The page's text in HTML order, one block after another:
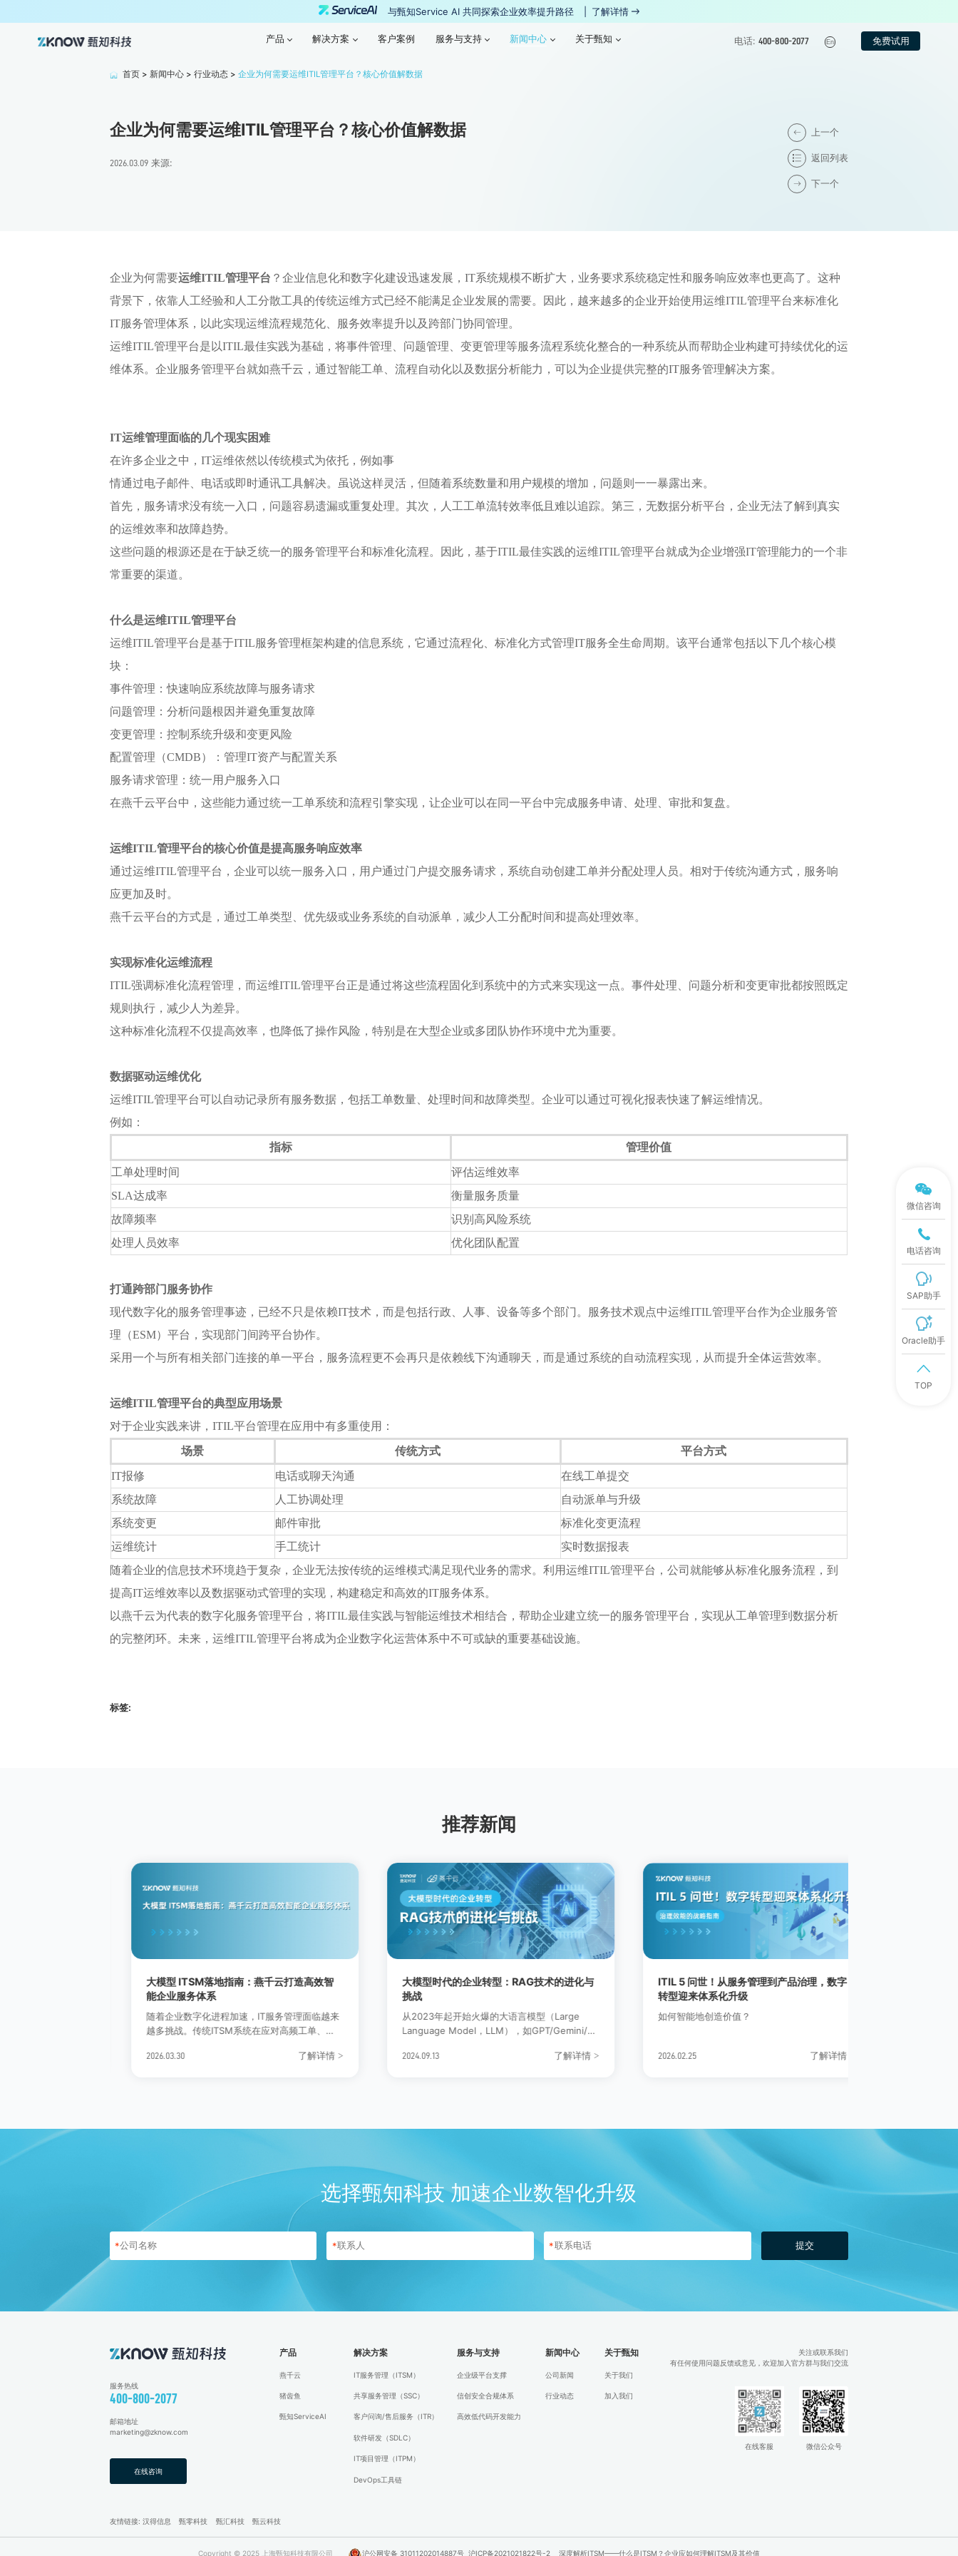
与甄知Service AI 共同探索企业效率提升路径 了解详情
产品
产品
解决方案
解决方案
客户案例
客户案例
服务与支持
新闻中心
新闻中心
关于甄知 电话: 400-800-2077 En 免费试用
首页 >新闻中心 >行业动态 > 企业为何需要运维ITIL管理平台？核心价值解数据
企业为何需要运维ITIL管理平台？核心价值解数据
2026.03.09 来源:
上一个
返回列表
下一个
企业为何需要运维ITIL管理平台 ？企业信息化和数字化建设迅速发展，IT系统规模不断扩大，业务要求系统稳定性和服务响应效率也更高了。这种
背景下，依靠人工经验和人工分散工具的传统运维方式已经不能满足企业发展的需要。因此，越来越多的企业开始使用运维ITIL管理平台来标准化
IT服务管理体系，以此实现运维流程规范化、服务效率提升以及跨部门协同管理。
运维ITIL管理平台是以ITIL最佳实践为基础，将事件管理、问题管理、变更管理等服务流程系统化整合的一种系统从而帮助企业构建可持续优化的运
维体系。企业服务管理平台就如燕千云，通过智能工单、流程自动化以及数据分析能力，可以为企业提供完整的IT服务管理解决方案。
IT运维管理面临的几个现实困难
在许多企业之中，IT运维依然以传统模式为依托，例如事
情通过电子邮件、电话或即时通讯工具解决。虽说这样灵活，但随着系统数量和用户规模的增加，问题则一一暴露出来。
首先，服务请求没有统一入口，问题容易遗漏或重复处理。其次，人工工单流转效率低且难以追踪。第三，无数据分析平台，企业无法了解到真实
的运维效率和故障趋势。
这些问题的根源还是在于缺乏统一的服务管理平台和标准化流程。因此，基于ITIL最佳实践的运维ITIL管理平台就成为企业增强IT管理能力的一个非
常重要的渠道。
什么是运维ITIL管理平台
运维ITIL管理平台是基于ITIL服务管理框架构建的信息系统，它通过流程化、标准化方式管理IT服务全生命周期。该平台通常包括以下几个核心模
块：
事件管理：快速响应系统故障与服务请求
问题管理：分析问题根因并避免重复故障
变更管理：控制系统升级和变更风险
配置管理（CMDB）：管理IT资产与配置关系
服务请求管理：统一用户服务入口
在燕千云平台中，这些能力通过统一工单系统和流程引擎实现，让企业可以在同一平台中完成服务申请、处理、审批和复盘。
运维ITIL管理平台的核心价值是提高服务响应效率
通过运维ITIL管理平台，企业可以统一服务入口，用户通过门户提交服务请求，系统自动创建工单并分配处理人员。相对于传统沟通方式，服务响
应更加及时。
燕千云平台的方式是，通过工单类型、优先级或业务系统的自动派单，减少人工分配时间和提高处理效率。
实现标准化运维流程
ITIL强调标准化流程管理，而运维ITIL管理平台正是通过将这些流程固化到系统中的方式来实现这一点。事件处理、问题分析和变更审批都按照既定
规则执行，减少人为差异。
这种标准化流程不仅提高效率，也降低了操作风险，特别是在大型企业或多团队协作环境中尤为重要。
数据驱动运维优化
运维ITIL管理平台可以自动记录所有服务数据，包括工单数量、处理时间和故障类型。企业可以通过可视化报表快速了解运维情况。
例如：
指标 管理价值
工单处理时间
评估运维效率
SLA达成率
衡量服务质量
故障频率
识别高风险系统
处理人员效率
优化团队配置
打通跨部门服务协作
现代数字化的服务管理事迹，已经不只是依赖IT技术，而是包括行政、人事、设备等多个部门。服务技术观点中运维ITIL管理平台作为企业服务管
理（ESM）平台，实现部门间跨平台协作。
采用一个与所有相关部门连接的单一平台，服务流程更不会再只是依赖线下沟通聊天，而是通过系统的自动流程实现，从而提升全体运营效率。
运维ITIL管理平台的典型应用场景
对于企业实践来讲，ITIL平台管理在应用中有多重使用：
场景 传统方式 平台方式
IT报修 电话或聊天沟通
在线工单提交
系统故障
人工协调处理
自动派单与升级
系统变更
邮件审批
标准化变更流程
运维统计
手工统计
实时数据报表
随着企业的信息技术环境趋于复杂，企业无法按传统的运维模式满足现代业务的需求。利用运维ITIL管理平台，公司就能够从标准化服务流程，到
提高IT运维效率以及数据驱动式管理的实现，构建稳定和高效的IT服务体系。
以燕千云为代表的数字化服务管理平台，将ITIL最佳实践与智能运维技术相结合，帮助企业建立统一的服务管理平台，实现从工单管理到数据分析
的完整闭环。未来，运维ITIL管理平台将成为企业数字化运营体系中不可或缺的重要基础设施。
标签:
推荐新闻
大模型 ITSM落地指南：燕千云打造高效智
能企业服务体系
随着企业数字化进程加速，IT服务管理面临越来
越多挑战。传统ITSM系统在应对高频工单、跨
响应滞后和流程割裂的问题。在此背景下，大模
供可量化的运营价值。
2026.03.30 了解详情>
大模型时代的企业转型：RAG技术的进化与
从2023年起开始火爆的大语言模型（Large
Language Model，LLM），如GPT/Gemini/通
的比拼和进化，已经几乎涵盖了所有通用性、常
2024.09.13 了解详情>
ITIL 5 问世！从服务管理到产品治理，数字
转型迎来体系化升级
如何智能地创造价值？
2026.02.25 了解详情>
选择甄知科技 加速企业数智化升级
* * * 提交
服务热线
400-800-2077
邮箱地址
marketing@zknow.com
在线咨询
产品
燕千云
猪齿鱼
甄知ServiceAI
解决方案
IT服务管理（ITSM）
共享服务管理（SSC）
客户问询/售后服务（ITR）
软件研发（SDLC）
IT项目管理（ITPM）
DevOps工具链
服务与支持
企业级平台支撑
信创安全合规体系
高效低代码开发能力
新闻中心
公司新闻
行业动态
关于甄知
关于我们
加入我们
关注或联系我们
有任何使用问题反馈或意见，欢迎加入官方群与我们交流
在线客服 微信公众号
友情链接: 汉得信息 甄零科技 甄汇科技 甄云科技
Copyright © 2025 上海甄知科技有限公司 沪公网安备 31011202014887号 沪ICP备2021021822号-2 深度解析ITSM——什么是ITSM？企业应如何理解ITSM及其价值
微信咨询
电话咨询
SAP助手
Oracle助手
TOP